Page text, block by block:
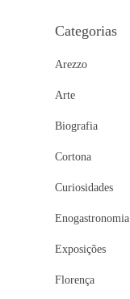
Categorias
Arezzo
Arte
Biografia
Cortona
Curiosidades
Enogastronomia
Exposições
Florença